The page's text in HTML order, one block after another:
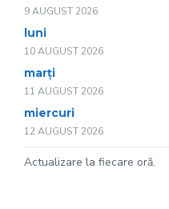
9 AUGUST 2026
luni
10 AUGUST 2026
marți
11 AUGUST 2026
miercuri
12 AUGUST 2026
Actualizare la fiecare oră.